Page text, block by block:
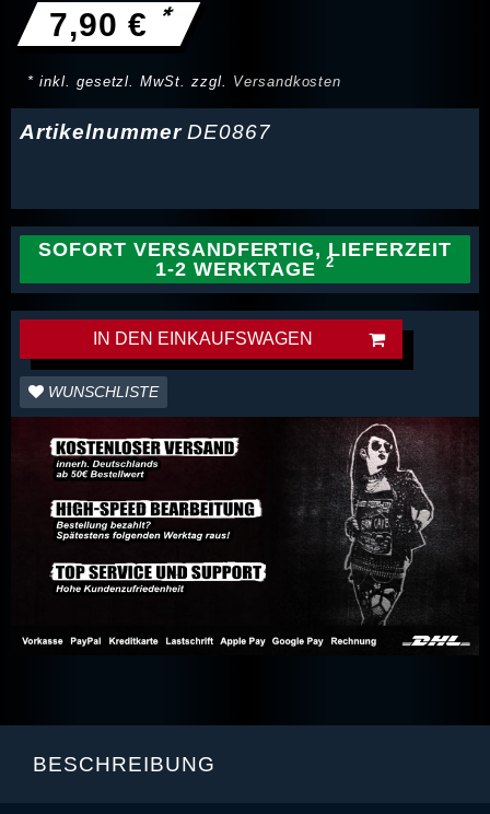
7,90 € *
* inkl. gesetzl. MwSt. zzgl. Versandkosten
ArtikelnummerDE0867
SOFORT VERSANDFERTIG, LIEFERZEIT
1-2 WERKTAGE
IN DEN EINKAUFSWAGEN
WUNSCHLISTE
BESCHREIBUNG